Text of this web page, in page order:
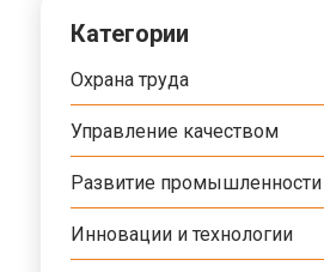
Категории
Охрана труда
Управление качеством
Развитие промышленности
Инновации и технологии